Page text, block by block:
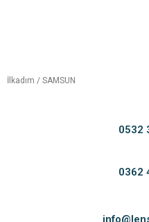
İlkadım / SAMSUN
0532
0362